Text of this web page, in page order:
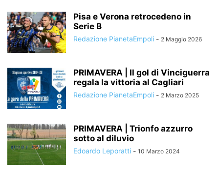
Pisa e Verona retrocedeno in
Serie B
Redazione PianetaEmpoli - 2 Maggio 2026
PRIMAVERA | Il gol di Vinciguerra
regala la vittoria al Cagliari
Redazione PianetaEmpoli - 2 Marzo 2025
PRIMAVERA | Trionfo azzurro
sotto al diluvio
Edoardo Leporatti - 10 Marzo 2024